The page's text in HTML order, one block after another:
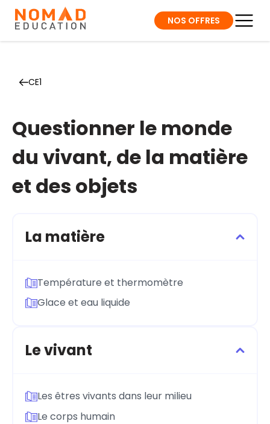
NOS OFFRES
CE1
Questionner le monde
du vivant, de la matière
et des objets
La matière
Température et thermomètre
Glace et eau liquide
Le vivant
Les êtres vivants dans leur milieu
Le corps humain